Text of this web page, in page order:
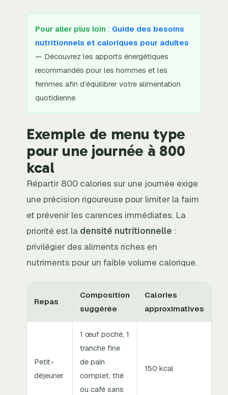
Pour aller plus loin : Guide des besoins
nutritionnels et caloriques pour adultes
— Découvrez les apports énergétiques
recommandés pour les hommes et les
femmes afin d’équilibrer votre alimentation
quotidienne.
Exemple de menu type
pour une journée à 800
kcal
Répartir 800 calories sur une journée exige
une précision rigoureuse pour limiter la faim
et prévenir les carences immédiates. La
priorité est la densité nutritionnelle :
privilégier des aliments riches en
nutriments pour un faible volume calorique.
Repas
Composition
suggérée
Calories
approximatives
Petit-
déjeuner
1 œuf poché, 1
tranche fine
de pain
complet, thé
ou café sans
150 kcal